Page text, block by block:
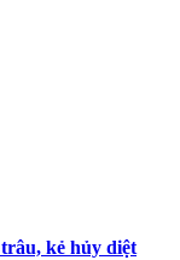
kẻ hủy diệt